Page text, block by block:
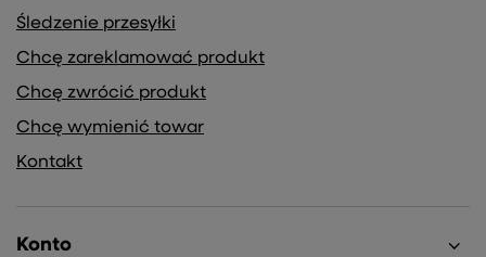
Śledzenie przesyłki
Chcę zareklamować produkt
Chcę zwrócić produkt
Chcę wymienić towar
Kontakt
Konto